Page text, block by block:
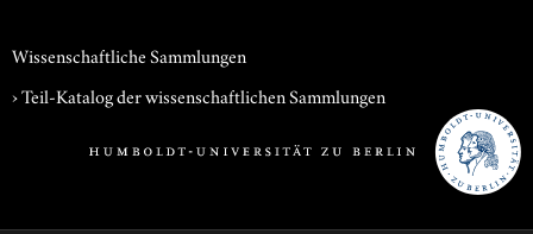
Wissenschaftliche Sammlungen
› Teil-Katalog der wissenschaftlichen Sammlungen